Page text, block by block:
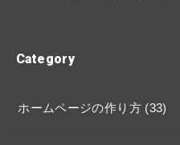
Category
ホームページの作り方 (33)